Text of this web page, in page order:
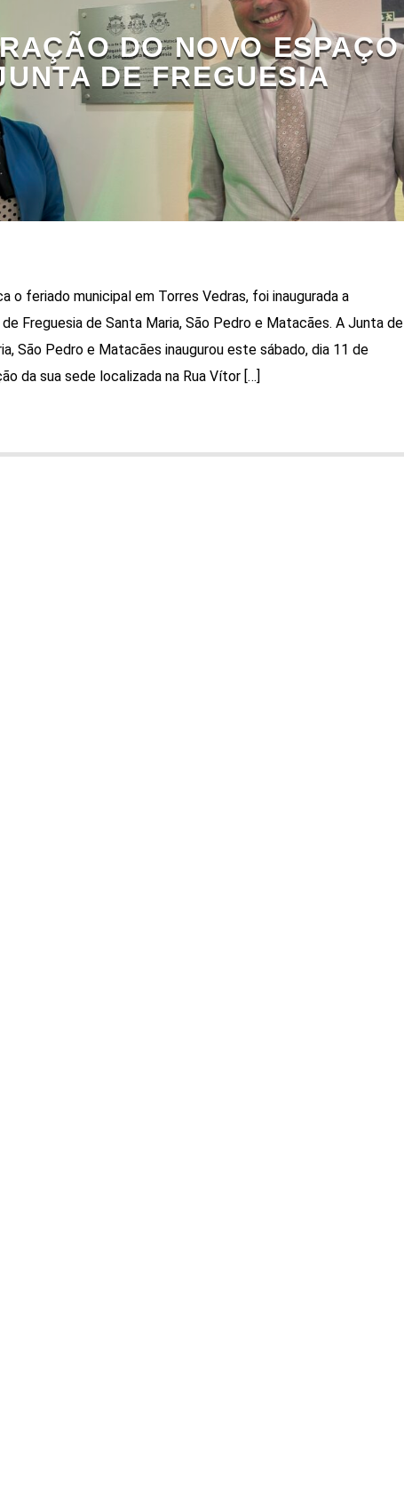
DO NOVO ESPAÇO
DE FREGUESIA
o feriado municipal em Torres Vedras, foi inaugurada a
Freguesia de Santa Maria, São Pedro e Matacães. A Junta de
São Pedro e Matacães inaugurou este sábado, dia 11 de
da sua sede localizada na Rua Vítor […]